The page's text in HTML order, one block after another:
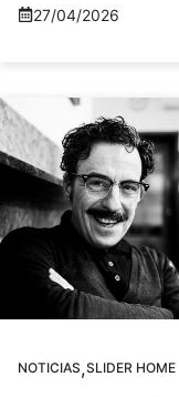
27/04/2026
NOTICIAS,SLIDER HOME